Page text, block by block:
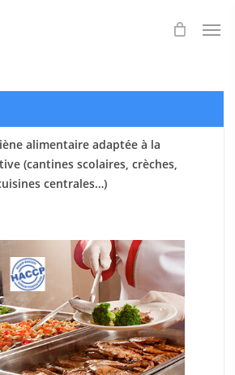
alimentaire adaptée à la
(cantines scolaires, crèches,
centrales…)